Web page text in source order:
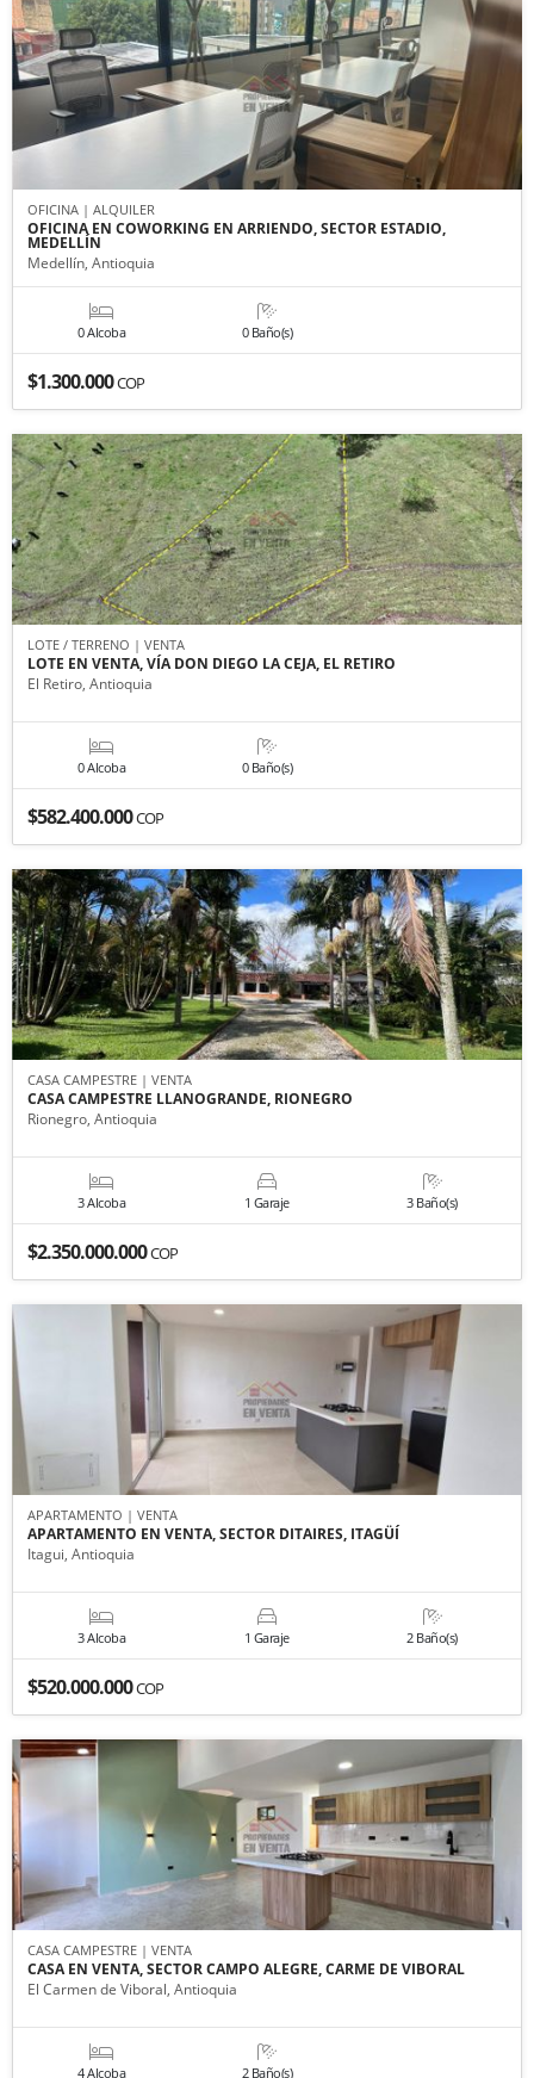
OFICINA | ALQUILER
OFICINA EN COWORKING EN ARRIENDO, SECTOR ESTADIO,
MEDELLÍN
Medellín, Antioquia
0 Alcoba 0 Baño(s)
$1.300.000COP
LOTE / TERRENO | VENTA
LOTE EN VENTA, VÍA DON DIEGO LA CEJA, EL RETIRO
El Retiro, Antioquia
0 Alcoba 0 Baño(s)
$582.400.000COP
CASA CAMPESTRE | VENTA
CASA CAMPESTRE LLANOGRANDE, RIONEGRO
Rionegro, Antioquia
3 Alcoba 1 Garaje 3 Baño(s)
$2.350.000.000COP
APARTAMENTO | VENTA
APARTAMENTO EN VENTA, SECTOR DITAIRES, ITAGÜÍ
Itagui, Antioquia
3 Alcoba 1 Garaje 2 Baño(s)
$520.000.000COP
CASA CAMPESTRE | VENTA
CASA EN VENTA, SECTOR CAMPO ALEGRE, CARME DE VIBORAL
El Carmen de Viboral, Antioquia
4 Alcoba 2 Baño(s)